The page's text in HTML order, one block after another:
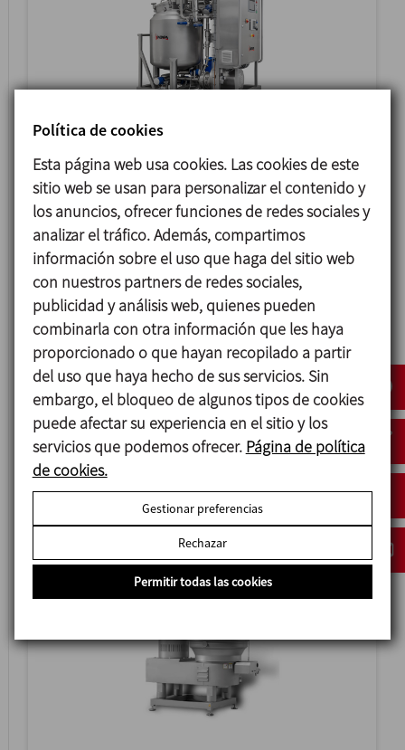
EQUIPO MÓVIL AUTOMÁTICO
BERTOLI
HOMOGENEIZADORES DE ALTA PRESION
Política de cookies
Esta página web usa cookies. Las cookies de este
sitio web se usan para personalizar el contenido y
los anuncios, ofrecer funciones de redes sociales y
analizar el tráfico. Además, compartimos
información sobre el uso que haga del sitio web
con nuestros partners de redes sociales,
publicidad y análisis web, quienes pueden
combinarla con otra información que les haya
proporcionado o que hayan recopilado a partir
del uso que haya hecho de sus servicios. Sin
embargo, el bloqueo de algunos tipos de cookies
puede afectar su experiencia en el sitio y los
servicios que podemos ofrecer. Página de política
de cookies.
Gestionar preferencias
Rechazar
Permitir todas las cookies